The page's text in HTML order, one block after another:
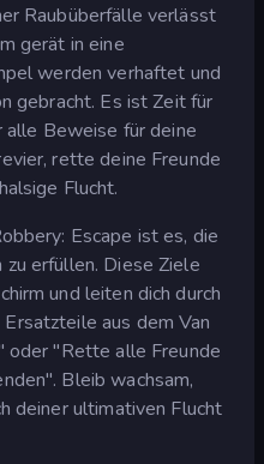
Raubüberfälle verlässt
gerät in eine
werden verhaftet und
gebracht. Es ist Zeit für
alle Beweise für deine
rette deine Freunde
Flucht.
Escape ist es, die
erfüllen. Diese Ziele
und leiten dich durch
aus dem Van
oder "Rette alle Freunde
Bleib wachsam,
deiner ultimativen Flucht